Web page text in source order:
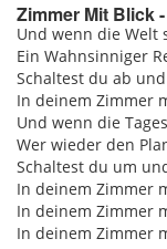
pause
Zimmer Mit Blick
Und wenn die Welt
Ein Wahnsinniger
Schaltest du ab
In deinem Zimmer
Und wenn die
Wer wieder den
Schaltest du um
In deinem Zimmer
In deinem Zimmer
In deinem Zimmer